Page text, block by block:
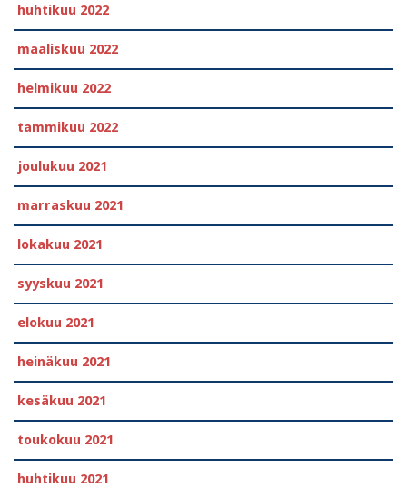
huhtikuu 2022
maaliskuu 2022
helmikuu 2022
tammikuu 2022
joulukuu 2021
marraskuu 2021
lokakuu 2021
syyskuu 2021
elokuu 2021
heinäkuu 2021
kesäkuu 2021
toukokuu 2021
huhtikuu 2021